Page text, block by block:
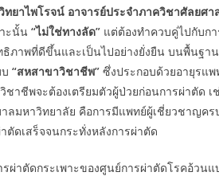
รจน์ อาจารย์ประจำภาควิชาศัลยศาส
ะนั้น “ไม่ใช่ทางลัด” แต่ต้องทำควบคู่ไปกับก
ภาพที่ดีขึ้นและเป็นไปอย่างยั่งยืน บนพื้นฐา
“สหสาขาวิชาชีพ” ซึ่งประกอบด้วยอายุรแ
าชีพจะต้องเตรียมตัวผู้ป่วยก่อนการผ่าตัด เ
ลมหาวิทยาลัย คือการมีแพทย์ผู้เชี่ยวชาญค
ดเสร็จจนกระทั่งหลังการผ่าตัด
ดกระเพาะของศูนย์การผ่าตัดโรคอ้วนแบ